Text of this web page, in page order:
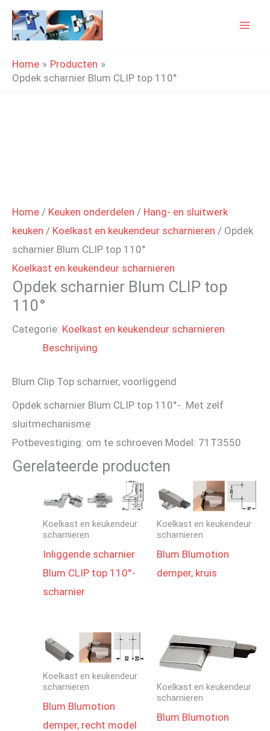
naar
inhoud
Home
Producten
Opdek scharnier Blum CLIP top 110°
Home / Keuken onderdelen / Hang- en sluitwerk
keuken / Koelkast en keukendeur scharnieren / Opdek
scharnier Blum CLIP top 110°
Koelkast en keukendeur scharnieren
Opdek scharnier Blum CLIP top
110°
Categorie: Koelkast en keukendeur scharnieren
Beschrijving
Blum Clip Top scharnier, voorliggend
Opdek scharnier Blum CLIP top 110°-. Met zelf
sluitmechanisme
Potbevestiging: om te schroeven Model: 71T3550
Gerelateerde producten
Koelkast en keukendeur
scharnieren
Inliggende scharnier
Blum CLIP top 110°-
scharnier
Koelkast en keukendeur
scharnieren
Blum Blumotion
demper, kruis
Koelkast en keukendeur
scharnieren
Blum Blumotion
demper, recht model
Koelkast en keukendeur
scharnieren
Blum Blumotion